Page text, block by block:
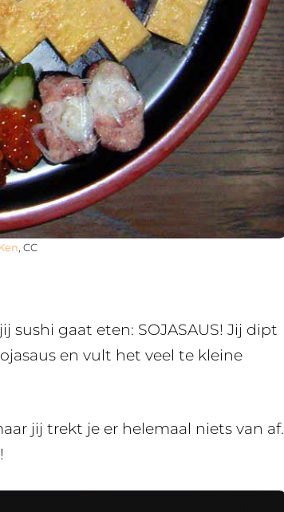
, CC
gaat eten: SOJASAUS! Jij dipt
en vult het veel te kleine
jij trekt je er helemaal niets van af.